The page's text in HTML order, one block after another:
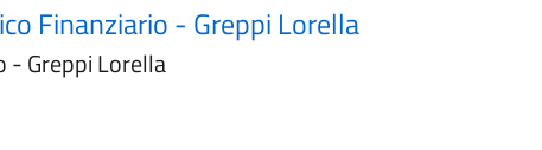
Finanziario - Greppi Lorella
- Greppi Lorella